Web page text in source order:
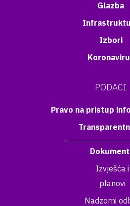
Glazba
Izbori
PODACI
Pravo na pristup
Izvješća i
planovi
Nadzorni